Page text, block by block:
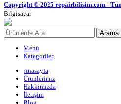
Copyright © 2025 repairbilisim.com -
Bilgisayar
Arama
Menü
Kategoriler
Anasayfa
Ürünlerimiz
Hakkımızda
İletişim
Blog